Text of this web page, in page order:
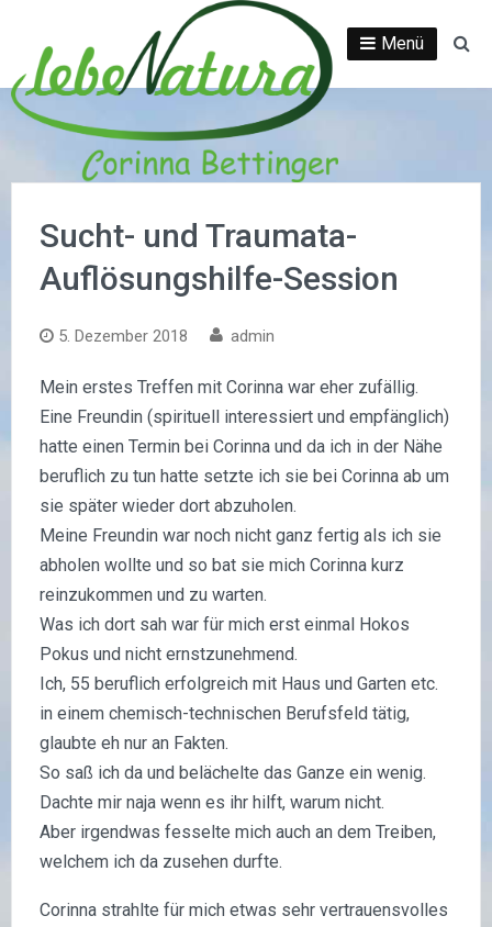
Inhalt
Menü
Sucht- und Traumata-
Auflösungshilfe-Session
5. Dezember 2018 admin
Mein erstes Treffen mit Corinna war eher zufällig.
Eine Freundin (spirituell interessiert und empfänglich)
hatte einen Termin bei Corinna und da ich in der Nähe
beruflich zu tun hatte setzte ich sie bei Corinna ab um
sie später wieder dort abzuholen.
Meine Freundin war noch nicht ganz fertig als ich sie
abholen wollte und so bat sie mich Corinna kurz
reinzukommen und zu warten.
Was ich dort sah war für mich erst einmal Hokos
Pokus und nicht ernstzunehmend.
Ich, 55 beruflich erfolgreich mit Haus und Garten etc.
in einem chemisch-technischen Berufsfeld tätig,
glaubte eh nur an Fakten.
So saß ich da und belächelte das Ganze ein wenig.
Dachte mir naja wenn es ihr hilft, warum nicht.
Aber irgendwas fesselte mich auch an dem Treiben,
welchem ich da zusehen durfte.
Corinna strahlte für mich etwas sehr vertrauensvolles